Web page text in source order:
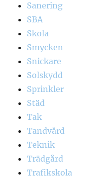
Sanering
SBA
Skola
Smycken
Snickare
Solskydd
Sprinkler
Städ
Tak
Tandvård
Teknik
Trädgård
Trafikskola